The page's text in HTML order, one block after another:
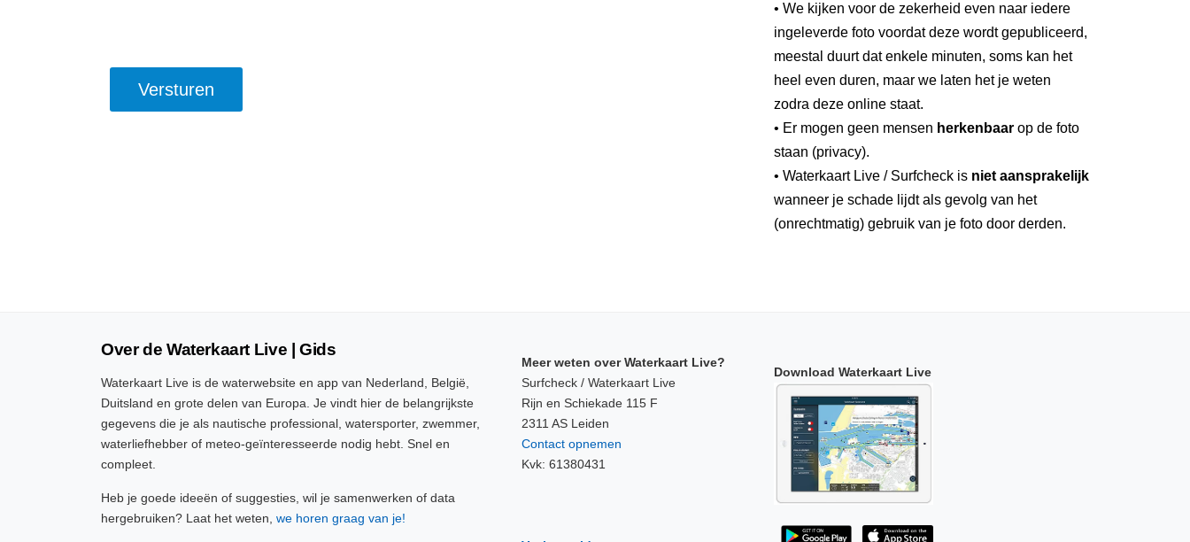
• We kijken voor de zekerheid even naar iedere
ingeleverde foto voordat deze wordt gepubliceerd,
meestal duurt dat enkele minuten, soms kan het
heel even duren, maar we laten het je weten
zodra deze online staat.
• Er mogen geen mensen herkenbaar op de foto
staan (privacy).
• Waterkaart Live / Surfcheck is niet aansprakelijk
wanneer je schade lijdt als gevolg van het
(onrechtmatig) gebruik van je foto door derden.
Over de Waterkaart Live | Gids
Waterkaart Live is de waterwebsite en app van Nederland, België,
Duitsland en grote delen van Europa. Je vindt hier de belangrijkste
gegevens die je als nautische professional, watersporter, zwemmer,
waterliefhebber of meteo-geïnteresseerde nodig hebt. Snel en
compleet.
Heb je goede ideeën of suggesties, wil je samenwerken of data
hergebruiken? Laat het weten, we horen graag van je!
Meer weten over Waterkaart Live?
Surfcheck / Waterkaart Live
Rijn en Schiekade 115 F
2311 AS Leiden
Contact opnemen
Kvk: 61380431
Download Waterkaart Live